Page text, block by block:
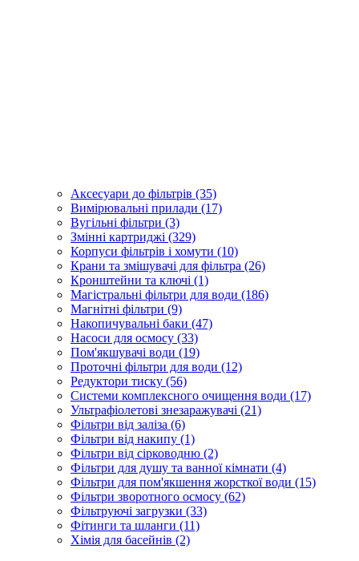
Аксесуари до фільтрів (35)
Вимірювальні прилади (17)
Вугільні фільтри (3)
Змінні картриджі (329)
Корпуси фільтрів і хомути (10)
Крани та змішувачі для фільтра (26)
Кронштейни та ключі (1)
Магістральні фільтри для води (186)
Магнітні фільтри (9)
Накопичувальні баки (47)
Насоси для осмосу (33)
Пом'якшувачі води (19)
Проточні фільтри для води (12)
Редуктори тиску (56)
Системи комплексного очищення води (17)
Ультрафіолетові знезаражувачі (21)
Фільтри від заліза (6)
Фільтри від накипу (1)
Фільтри від сірководню (2)
Фільтри для душу та ванної кімнати (4)
Фільтри для пом'якшення жорсткої води (15)
Фільтри зворотного осмосу (62)
Фільтруючі загрузки (33)
Фітинги та шланги (11)
Хімія для басейнів (2)